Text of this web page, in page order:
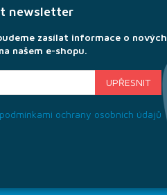
newsletter
zasílat informace o nových
našem e-shopu.
podmínkami ochrany osobních údajů